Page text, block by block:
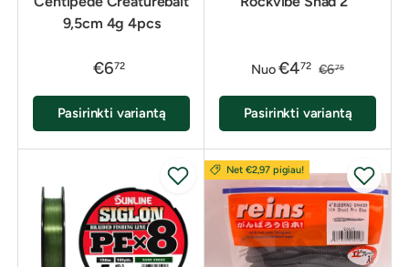
9,5cm 4g 4pcs
€672
Pasirinkti variantą
Nuo €472 €675
Pasirinkti variantą
Net €2,97 pigiau!